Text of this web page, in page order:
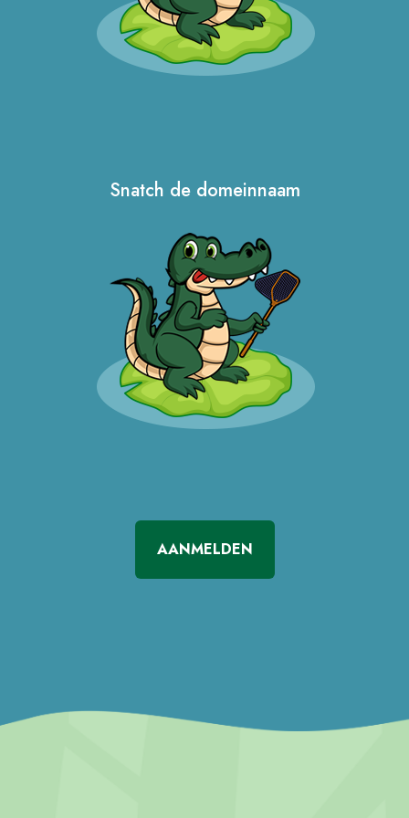
Snatch de domeinnaam
AANMELDEN